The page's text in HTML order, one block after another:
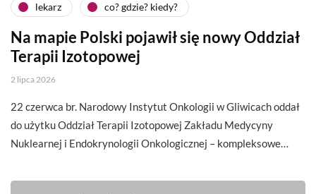
lekarz co? gdzie? kiedy?
Na mapie Polski pojawił się nowy Oddział
Terapii Izotopowej
2 lipca 2026
22 czerwca br. Narodowy Instytut Onkologii w Gliwicach oddał
do użytku Oddział Terapii Izotopowej Zakładu Medycyny
Nuklearnej i Endokrynologii Onkologicznej – kompleksowe…